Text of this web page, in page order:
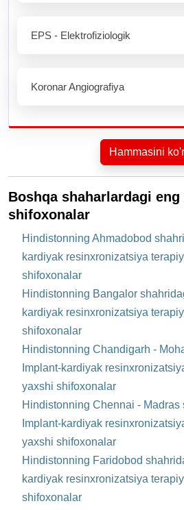
EPS - Elektrofiziologik
Koronar Angiografiya
Hammasini
Boshqa shaharlardagi eng
shifoxonalar
Hindistonning Ahmadobod
kardiyak resinxronizatsiya
shifoxonalar
Hindistonning Bangalor
kardiyak resinxronizatsiya
shifoxonalar
Hindistonning Chandigarh -
Implant-kardiyak
yaxshi shifoxonalar
Hindistonning Chennai - Madras
Implant-kardiyak
yaxshi shifoxonalar
Hindistonning Faridobod
kardiyak resinxronizatsiya
shifoxonalar